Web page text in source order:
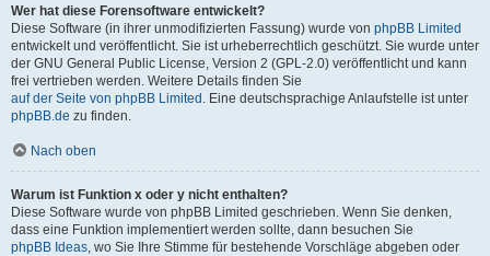
Wer hat diese Forensoftware entwickelt?
Diese Software (in ihrer unmodifizierten Fassung) wurde von phpBB Limited
entwickelt und veröffentlicht. Sie ist urheberrechtlich geschützt. Sie wurde unter
der GNU General Public License, Version 2 (GPL-2.0) veröffentlicht und kann
frei vertrieben werden. Weitere Details finden Sie
auf der Seite von phpBB Limited . Eine deutschsprachige Anlaufstelle ist unter
phpBB.de zu finden.
Nach oben
Warum ist Funktion x oder y nicht enthalten?
Diese Software wurde von phpBB Limited geschrieben. Wenn Sie denken,
dass eine Funktion implementiert werden sollte, dann besuchen Sie
phpBB Ideas, wo Sie Ihre Stimme für bestehende Vorschläge abgeben oder